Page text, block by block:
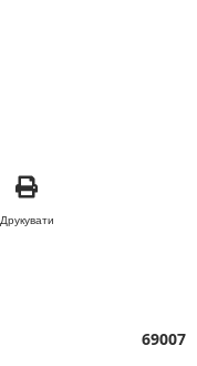
Друкувати
69007